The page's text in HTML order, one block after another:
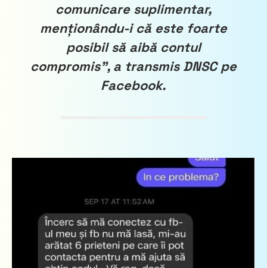
comunicare suplimentar,
menționându-i că este foarte
posibil să aibă contul
compromis”, a transmis DNSC pe
Facebook.